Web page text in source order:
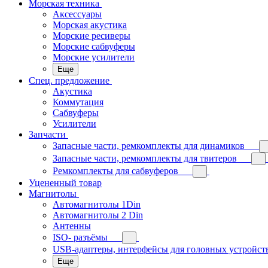
Морская техника
Аксессуары
Морская акустика
Морские ресиверы
Морские сабвуферы
Морские усилители
Еще
Спец. предложение
Акустика
Коммутация
Сабвуферы
Усилители
Запчасти
Запасные части, ремкомплекты для динамиков
Запасные части, ремкомплекты для твитеров
Ремкомплекты для сабвуферов
Уцененный товар
Магнитолы
Автомагнитолы 1Din
Автомагнитолы 2 Din
Антенны
ISO- разъёмы
USB-адаптеры, интерфейсы для головных
Еще